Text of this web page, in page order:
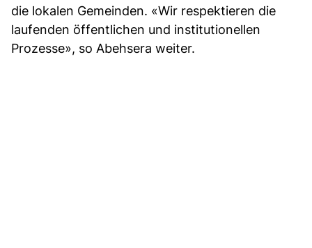
die lokalen Gemeinden. «Wir respektieren die
laufenden öffentlichen und institutionellen
Prozesse», so Abehsera weiter.